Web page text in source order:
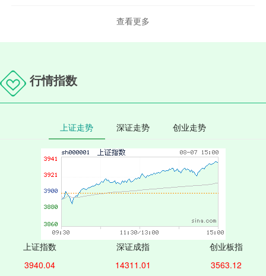
查看更多
行情指数
上证走势 深证走势 创业走势
上证指数
3940.04
深证成指
14311.01
创业板指
3563.12